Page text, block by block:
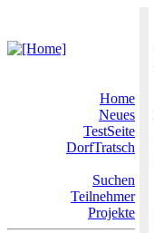
Home
Neues
TestSeite
DorfTratsch
Suchen
Teilnehmer
Projekte